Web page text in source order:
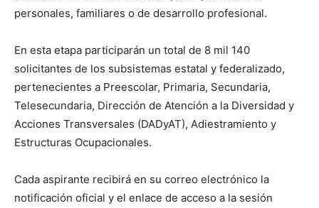
personales, familiares o de desarrollo profesional.
En esta etapa participarán un total de 8 mil 140
solicitantes de los subsistemas estatal y federalizado,
pertenecientes a Preescolar, Primaria, Secundaria,
Telesecundaria, Dirección de Atención a la Diversidad y
Acciones Transversales (DADyAT), Adiestramiento y
Estructuras Ocupacionales.
Cada aspirante recibirá en su correo electrónico la
notificación oficial y el enlace de acceso a la sesión